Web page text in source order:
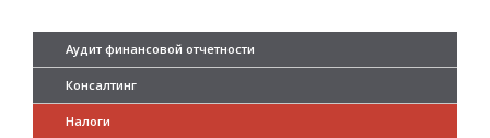
Аудит финансовой отчетности
Консалтинг
Налоги